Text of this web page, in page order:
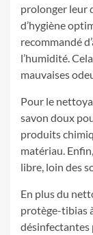
prolonger leur
d’hygiène
recommandé
l’humidité.
mauvaises
Pour le
savon doux
produits
matériau.
libre, loin des
En plus du
protège-tibias
désinfectantes